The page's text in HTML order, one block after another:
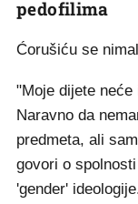
pedofilima
Ćorušiću se
"Moje dijete neće
Naravno da
predmeta, ali
govori o
'gender'